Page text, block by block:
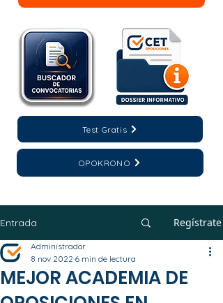
Test Gratis
OPOKRONO
Entrada Regístrate
MEJOR ACADEMIA DE
Administrador
8 nov 2022 6 min de lectura